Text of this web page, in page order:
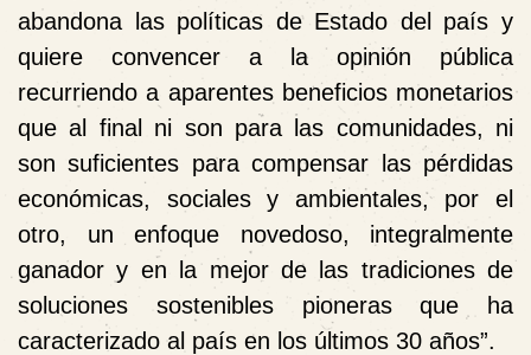
abandona las políticas de Estado del país y
quiere convencer a la opinión pública
recurriendo a aparentes beneficios monetarios
que al final ni son para las comunidades, ni
son suficientes para compensar las pérdidas
económicas, sociales y ambientales, por el
otro, un enfoque novedoso, integralmente
ganador y en la mejor de las tradiciones de
soluciones sostenibles pioneras que ha
caracterizado al país en los últimos 30 años”.